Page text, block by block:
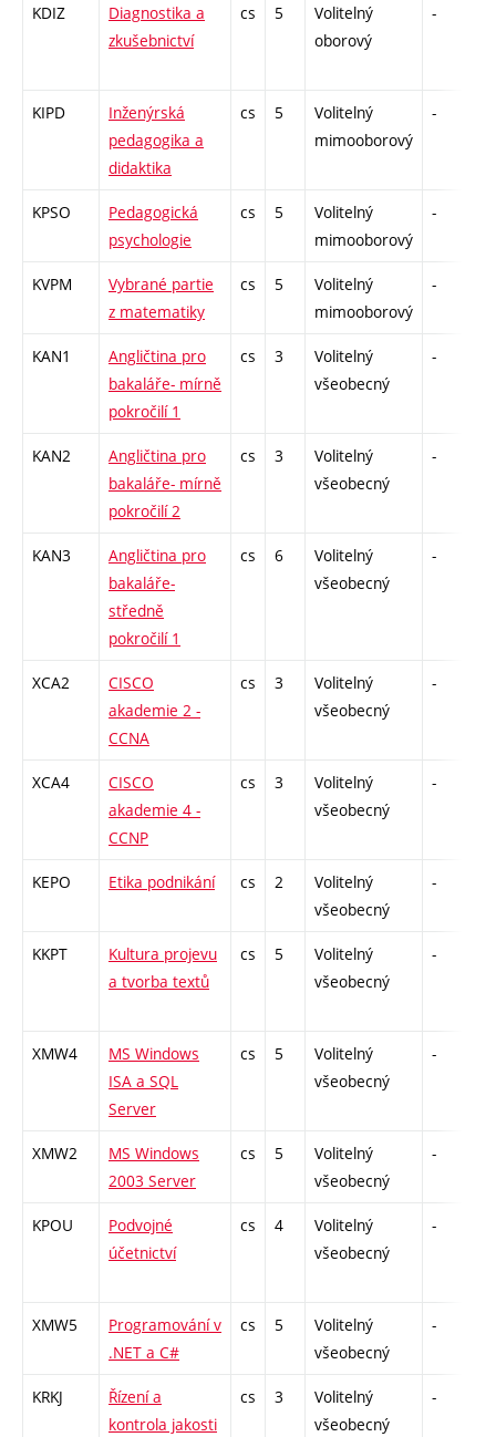
KDIZ
Diagnostika a
zkušebnictví
cs 5
Volitelný
oborový
-
KIPD
Inženýrská
pedagogika a
didaktika
cs 5
Volitelný
mimooborový
-
KPSO
Pedagogická
psychologie
cs 5
Volitelný
mimooborový
-
KVPM
Vybrané partie
z matematiky
cs 5
Volitelný
mimooborový
-
KAN1
Angličtina pro
bakaláře- mírně
pokročilí 1
cs 3
Volitelný
všeobecný
-
KAN2
Angličtina pro
bakaláře- mírně
pokročilí 2
cs 3
Volitelný
všeobecný
-
KAN3
Angličtina pro
bakaláře-
středně
pokročilí 1
cs 6
Volitelný
všeobecný
-
XCA2
CISCO
akademie 2 -
CCNA
cs 3
Volitelný
všeobecný
-
XCA4
CISCO
akademie 4 -
CCNP
cs 3
Volitelný
všeobecný
-
KEPO Etika podnikání cs 2
Volitelný
všeobecný
-
KKPT
Kultura projevu
a tvorba textů
cs 5
Volitelný
všeobecný
-
XMW4
MS Windows
ISA a SQL
Server
cs 5
Volitelný
všeobecný
-
XMW2
MS Windows
2003 Server
cs 5
Volitelný
všeobecný
-
KPOU
Podvojné
účetnictví
cs 4
Volitelný
všeobecný
-
XMW5
Programování v
.NET a C#
cs 5
Volitelný
všeobecný
-
KRKJ
Řízení a
kontrola jakosti
cs 3
Volitelný
všeobecný
-